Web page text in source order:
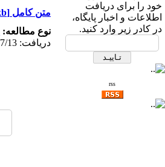
خود را برای دریافت
اطلاعات و اخبار پایگاه،
در کادر زیر وارد کنید.
rss
متن کامل [PDF 616 kb]
نوع مطالعه:
دریافت: 1401/7/13 | پذیرش: 1402/1/10 | انتشار: 1403/10/3